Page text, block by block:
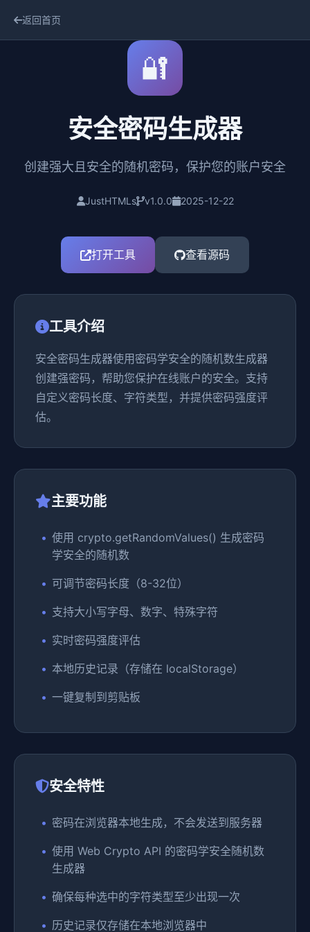
返回首页
🔐
安全密码生成器
创建强大且安全的随机密码，保护您的账户安全
JustHTMLs v1.0.0 2025-12-22
打开工具 查看源码
工具介绍
安全密码生成器使用密码学安全的随机数生成器
创建强密码，帮助您保护在线账户的安全。支持
自定义密码长度、字符类型，并提供密码强度评
估。
主要功能
使用 crypto.getRandomValues() 生成密码
学安全的随机数
可调节密码长度（8-32位）
支持大小写字母、数字、特殊字符
实时密码强度评估
本地历史记录（存储在 localStorage）
一键复制到剪贴板
安全特性
密码在浏览器本地生成，不会发送到服务器
使用 Web Crypto API 的密码学安全随机数
生成器
确保每种选中的字符类型至少出现一次
历史记录仅存储在本地浏览器中